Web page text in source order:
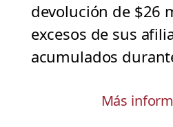
devolución de $26
excesos de sus
acumulados
Más